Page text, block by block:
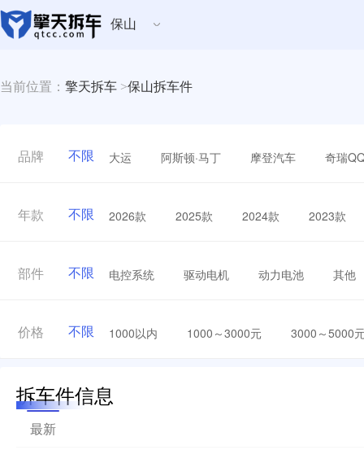
保山
当前位置： 擎天拆车 >保山拆车件
品牌 不限 大运 阿斯顿·马丁 摩登汽车 奇瑞
年款 不限 2026款 2025款 2024款 2023款
部件 不限 电控系统 驱动电机 动力电池 其他
价格 不限 1000以内 1000～3000元 3000～5000
拆车件信息
最新